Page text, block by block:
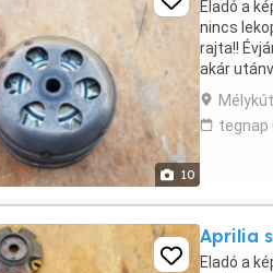
10
Eladó a
nincs
rajta!!
akár
tegnap
Aprilia
Eladó a